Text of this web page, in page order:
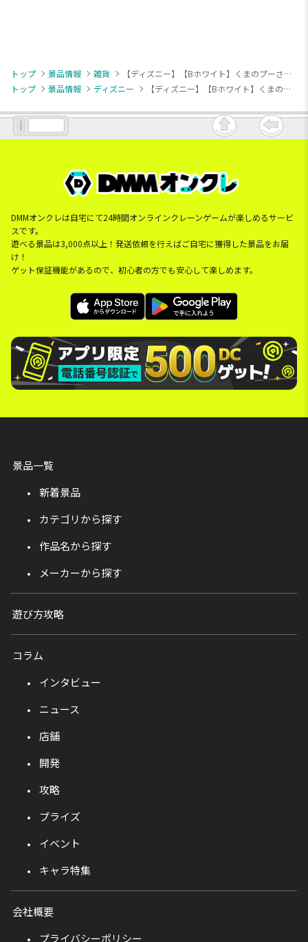
トップ 景品情報 雑貨
【ディズニー】【Bホワイト】くまのプーさん [PM]クーラーバッグ
トップ
景品情報 ディズニー 【ディズニー】【Bホワイト】くまのプーさん [PM]クーラーバッグ
DMMオンクレは自宅にて24時間オンラインクレーンゲームが楽しめるサービ
スです。
遊べる景品は3,000点以上！発送依頼を行えばご自宅に獲得した景品をお届
け！
ゲット保証機能があるので、初心者の方でも安心して楽しめます。
景品一覧
新着景品
カテゴリから探す
作品名から探す
メーカーから探す
遊び方攻略
コラム
インタビュー
ニュース
店舗
開発
攻略
プライズ
イベント
キャラ特集
会社概要
プライバシーポリシー